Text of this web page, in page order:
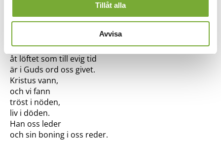
Tillåt alla
Avvisa
Uppstånden är vår Herre Krist,
allt skapat prisar nu förvisst
uppståndelsen och livet.
Den vida världen fröjdar sig
åt löftet som till evig tid
är i Guds ord oss givet.
Kristus vann,
och vi fann
tröst i nöden,
liv i döden.
Han oss leder
och sin boning i oss reder.